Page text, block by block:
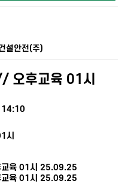
설안전(주)
오후교육 01시
시
육 01시 25.09.25
육 01시 25.09.25